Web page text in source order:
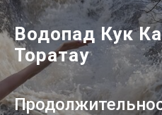
Водопад Кук
Торатау